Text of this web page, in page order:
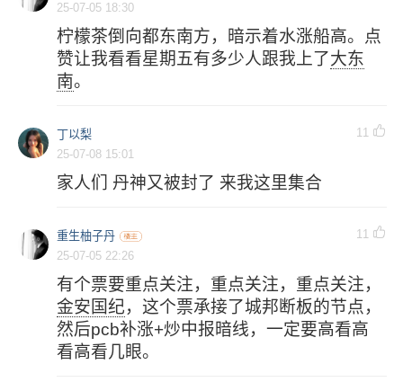
25-07-05 18:30
柠檬茶倒向都东南方，暗示着水涨船高。点
赞让我看看星期五有多少人跟我上了大东
南。
丁以梨
25-07-08 15:01
11
家人们 丹神又被封了 来我这里集合
重生柚子丹
25-07-05 22:26
11
有个票要重点关注，重点关注，重点关注，
金安国纪，这个票承接了城邦断板的节点，
然后pcb补涨+炒中报暗线，一定要高看高
看高看几眼。